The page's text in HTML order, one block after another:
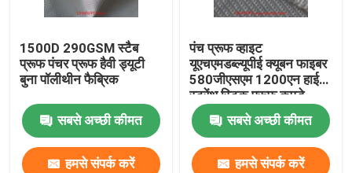
यूएचएमडब्ल्यूपीई फैब्रिक
Polyurethane चमड़ा कपड़ा
कट प्रतिरोधी कपड़ा
एंटी स्टेटिक फैब्रिक
1500D 290GSM स्टैब
प्रूफ पंचर प्रूफ हैवी ड्यूटी
बुना पॉलीथीन फैब्रिक
सबसे अच्छी कीमत
हमसे संपर्क करें
पंच प्रूफ व्हाइट
यूएचएमडब्ल्यूपीई क्यूबन फाइबर
580जीएसएम 1200एन हाई
स्ट्रेंथ स्टिक प्रूफ कपड़े
सबसे अच्छी कीमत
हमसे संपर्क करें